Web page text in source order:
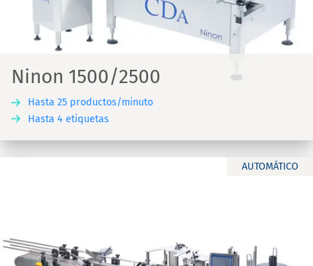
Ninon 1500/2500
Hasta 25 productos/minuto
Hasta 4 etiquetas
AUTOMÁTICO